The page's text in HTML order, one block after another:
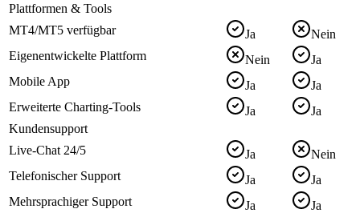
Plattformen & Tools
MT4/MT5 verfügbar
Ja
Nein
Eigenentwickelte Plattform
Nein
Ja
Mobile App
Ja
Ja
Erweiterte Charting-Tools
Ja
Ja
Kundensupport
Live-Chat 24/5
Ja
Nein
Telefonischer Support
Ja
Ja
Mehrsprachiger Support
Ja Ja